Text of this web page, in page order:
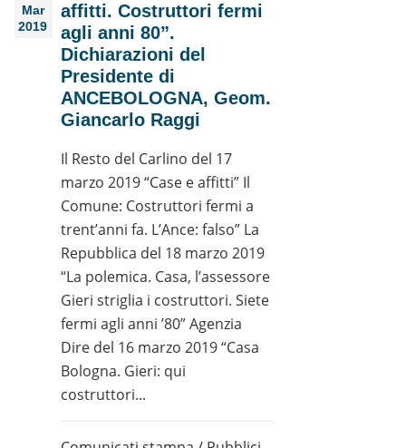
Mar
2019
affitti. Costruttori fermi
agli anni 80”.
Dichiarazioni del
Presidente di
ANCEBOLOGNA, Geom.
Giancarlo Raggi
Il Resto del Carlino del 17
marzo 2019 “Case e affitti” Il
Comune: Costruttori fermi a
trent’anni fa. L’Ance: falso” La
Repubblica del 18 marzo 2019
“La polemica. Casa, l’assessore
Gieri striglia i costruttori. Siete
fermi agli anni ’80” Agenzia
Dire del 16 marzo 2019 “Casa
Bologna. Gieri: qui
costruttori...